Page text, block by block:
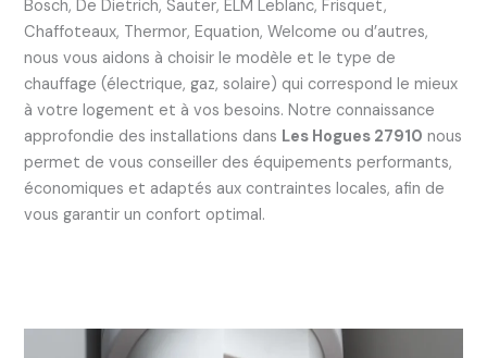
Bosch, De Dietrich, Sauter, ELM Leblanc, Frisquet,
Chaffoteaux, Thermor, Equation, Welcome ou d’autres,
nous vous aidons à choisir le modèle et le type de
chauffage (électrique, gaz, solaire) qui correspond le mieux
à votre logement et à vos besoins. Notre connaissance
approfondie des installations dans Les Hogues 27910 nous
permet de vous conseiller des équipements performants,
économiques et adaptés aux contraintes locales, afin de
vous garantir un confort optimal.